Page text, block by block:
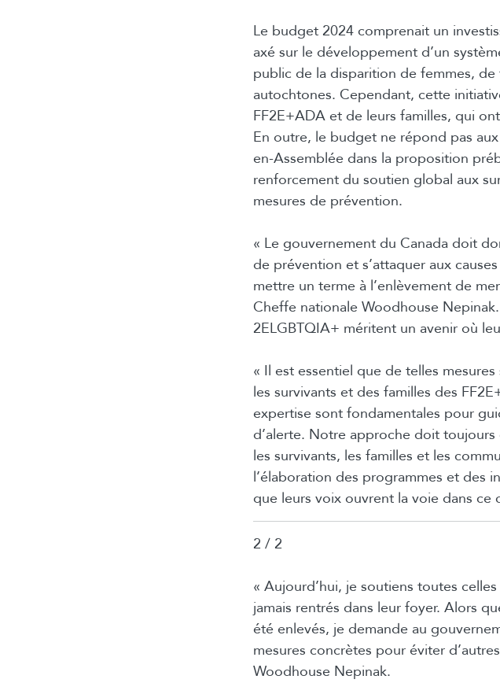
Le budget 2024 comprenait un
axé sur le développement d’un
public de la disparition de femmes,
autochtones. Cependant, cette
FF2E+ADA et de leurs familles, qui
En outre, le budget ne répond pas
en-Assemblée dans la proposition
renforcement du soutien global aux
mesures de prévention.
« Le gouvernement du Canada doit
de prévention et s’attaquer aux
mettre un terme à l’enlèvement de
Cheffe nationale Woodhouse
2ELGBTQIA+ méritent un avenir où
« Il est essentiel que de telles
les survivants et des familles des
expertise sont fondamentales pour
d’alerte. Notre approche doit
les survivants, les familles et les
l’élaboration des programmes et des
que leurs voix ouvrent la voie dans ce
2 / 2
« Aujourd’hui, je soutiens toutes
jamais rentrés dans leur foyer. Alors
été enlevés, je demande au
mesures concrètes pour éviter
Woodhouse Nepinak.